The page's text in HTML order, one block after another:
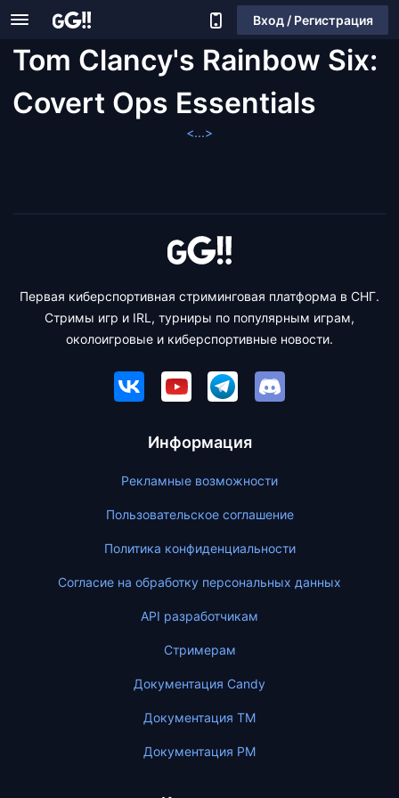
Вход / Регистрация
Tom Clancy's Rainbow Six:
Covert Ops Essentials
<...>
Первая киберспортивная стриминговая платформа в СНГ.
Стримы игр и IRL, турниры по популярным играм,
околоигровые и киберспортивные новости.
Информация
Рекламные возможности
Пользовательское соглашение
Политика конфиденциальности
Согласие на обработку персональных данных
API разработчикам
Стримерам
Документация Candy
Документация ТМ
Документация PM